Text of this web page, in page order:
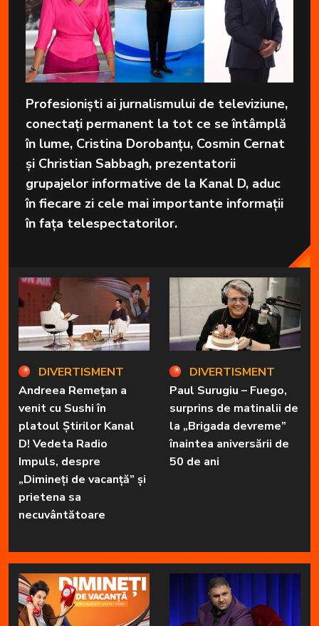
Profesioniști ai jurnalismului de televiziune,
conectați permanent la tot ce se întâmplă
în lume, Cristina Dorobanțu, Cosmin Cernat
și Christian Sabbagh, prezentatorii
grupajelor informative de la Kanal D, aduc
în fiecare zi cele mai importante informații
în fața telespectatorilor.
DIVERTISMENT
Andreea Remețan a
venit cu Sushi în
platoul Știrilor Kanal
D! Vedeta Radio
Impuls, despre
„Dimineți de vacanță” și
prietena sa
necuvântătoare
DIVERTISMENT
Paul Surugiu – Fuego,
surprins de matinalii de
la „Brigada devreme”
înaintea aniversării de
50 de ani